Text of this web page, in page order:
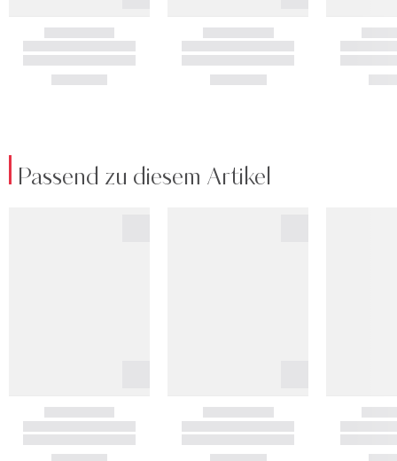
Passend zu diesem Artikel